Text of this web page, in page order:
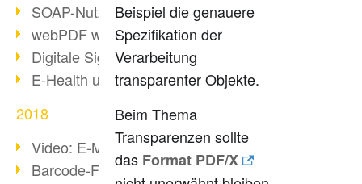
SOAP-Nutzung mit webPDF wsclient
webPDF wsclient für Java
Digitale Signaturen - Teil 1
E-Health und Digitalisierung
2018
Video: E-Mails in PDF konvertieren
Barcode-Formate im Überblick
Beispiel die genauere
Spezifikation der
Verarbeitung
transparenter Objekte.
Beim Thema
Transparenzen sollte
das Format PDF/X